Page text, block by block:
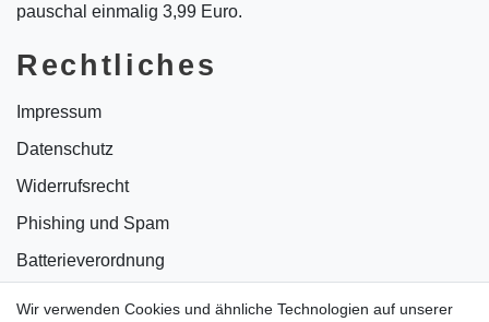
Wir verwenden Cookies und ähnliche Technologien auf unserer
pauschal einmalig 3,99 Euro.
Rechtliches
Impressum
Datenschutz
Widerrufsrecht
Phishing und Spam
Batterieverordnung